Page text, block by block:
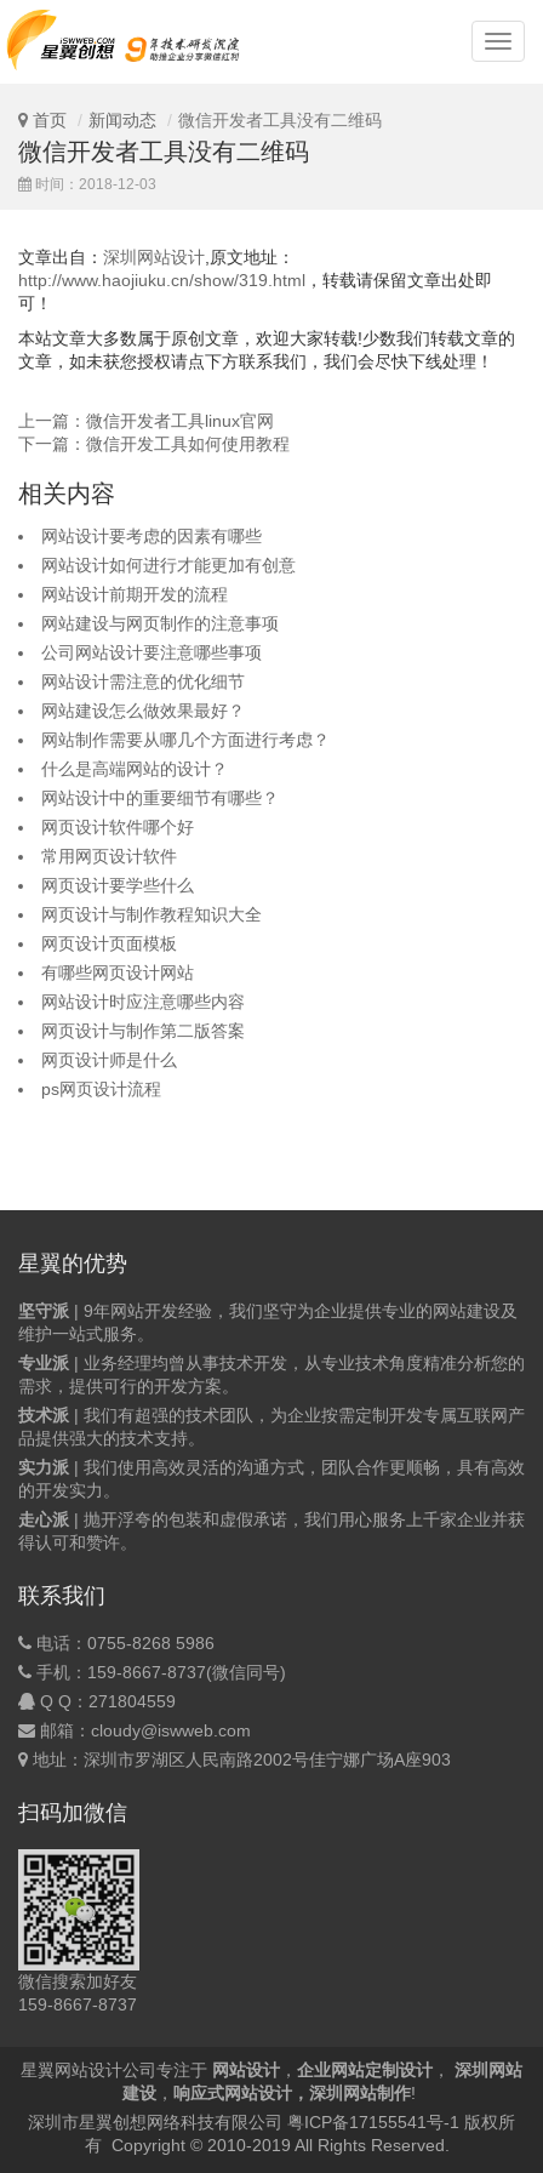
深
圳
首页 新闻动态 微信开发者工具没有二维码
微信开发者工具没有二维码
时间：2018-12-03
文章出自： 深圳网站设计 ,原文地址：
http://www.haojiuku.cn/show/319.html ，转载请保留文章出处即
可！
本站文章大多数属于原创文章，欢迎大家转载!少数我们转载文章的
文章，如未获您授权请点下方联系我们，我们会尽快下线处理！
上一篇：微信开发者工具linux官网
下一篇：微信开发工具如何使用教程
相关内容
网站设计要考虑的因素有哪些
网站设计如何进行才能更加有创意
网站设计前期开发的流程
网站建设与网页制作的注意事项
公司网站设计要注意哪些事项
网站设计需注意的优化细节
网站建设怎么做效果最好？
网站制作需要从哪几个方面进行考虑？
什么是高端网站的设计？
网站设计中的重要细节有哪些？
网页设计软件哪个好
常用网页设计软件
网页设计要学些什么
网页设计与制作教程知识大全
网页设计页面模板
有哪些网页设计网站
网站设计时应注意哪些内容
网页设计与制作第二版答案
网页设计师是什么
ps网页设计流程
星翼的优势
坚守派 | 9年网站开发经验，我们坚守为企业提供专业的网站建设及
维护一站式服务。
专业派 | 业务经理均曾从事技术开发，从专业技术角度精准分析您的
需求，提供可行的开发方案。
技术派 | 我们有超强的技术团队，为企业按需定制开发专属互联网产
品提供强大的技术支持。
实力派 | 我们使用高效灵活的沟通方式，团队合作更顺畅，具有高效
的开发实力。
走心派 | 抛开浮夸的包装和虚假承诺，我们用心服务上千家企业并获
得认可和赞许。
联系我们
电话：0755-8268 5986
手机：159-8667-8737(微信同号)
Q Q： 271804559
邮箱：cloudy@iswweb.com
地址：深圳市罗湖区人民南路2002号佳宁娜广场A座903
扫码加微信
微信搜索加好友
159-8667-8737
星翼网站设计公司专注于 网站设计 ， 企业网站定制设计 ，
深圳网站
建设 ， 响应式网站设计 ， 深圳网站制作!
深圳市星翼创想网络科技有限公司 粤ICP备17155541号-1 版权所
有 Copyright © 2010-2019 All Rights Reserved.